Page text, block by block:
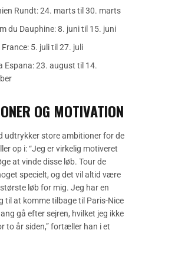
Rundt: 24. marts til 30. marts
du Dauphine: 8. juni til 15. juni
France: 5. juli til 27. juli
Espana: 23. august til 14.
OG MOTIVATION
udtrykker store ambitioner for de
op i: “Jeg er virkelig motiveret
at vinde disse løb. Tour de
specielt, og det vil altid være
løb for mig. Jeg har en
til at komme tilbage til Paris-Nice
gå efter sejren, hvilket jeg ikke
to år siden,” fortæller han i et